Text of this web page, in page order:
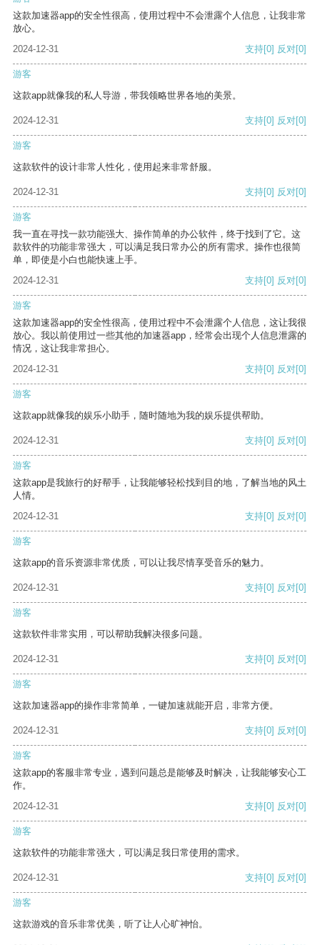
这款加速器app的安全性很高，使用过程中不会泄露个人信息，让我非常
放心。
2024-12-31
支持[0] 反对[0]
游客
这款app就像我的私人导游，带我领略世界各地的美景。
2024-12-31 支持[0] 反对[0]
游客
这款软件的设计非常人性化，使用起来非常舒服。
2024-12-31 支持[0] 反对[0]
游客
我一直在寻找一款功能强大、操作简单的办公软件，终于找到了它。这
款软件的功能非常强大，可以满足我日常办公的所有需求。操作也很简
单，即使是小白也能快速上手。
2024-12-31
支持[0] 反对[0]
游客
这款加速器app的安全性很高，使用过程中不会泄露个人信息，这让我很
放心。我以前使用过一些其他的加速器app，经常会出现个人信息泄露的
情况，这让我非常担心。
2024-12-31
支持[0] 反对[0]
游客
这款app就像我的娱乐小助手，随时随地为我的娱乐提供帮助。
2024-12-31 支持[0] 反对[0]
游客
这款app是我旅行的好帮手，让我能够轻松找到目的地，了解当地的风土
人情。
2024-12-31
支持[0] 反对[0]
游客
这款app的音乐资源非常优质，可以让我尽情享受音乐的魅力。
2024-12-31 支持[0] 反对[0]
游客
这款软件非常实用，可以帮助我解决很多问题。
2024-12-31 支持[0] 反对[0]
游客
这款加速器app的操作非常简单，一键加速就能开启，非常方便。
2024-12-31 支持[0] 反对[0]
游客
这款app的客服非常专业，遇到问题总是能够及时解决，让我能够安心工
作。
2024-12-31
支持[0] 反对[0]
游客
这款软件的功能非常强大，可以满足我日常使用的需求。
2024-12-31 支持[0] 反对[0]
游客
这款游戏的音乐非常优美，听了让人心旷神怡。